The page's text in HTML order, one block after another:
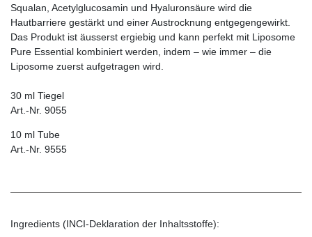
Squalan, Acetylglucosamin und Hyaluronsäure wird die
Hautbarriere gestärkt und einer Austrocknung entgegengewirkt.
Das Produkt ist äusserst ergiebig und kann perfekt mit Liposome
Pure Essential kombiniert werden, indem – wie immer – die
Liposome zuerst aufgetragen wird.
30 ml Tiegel
Art.-Nr. 9055
10 ml Tube
Art.-Nr. 9555
Ingredients (INCI-Deklaration der Inhaltsstoffe):